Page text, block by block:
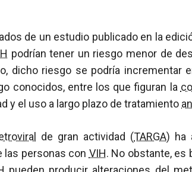
de un estudio publicado en la
podrían tener un riesgo menor de
dicho riesgo se podría incrementar
conocidos, entre los que figuran la
y el uso a largo plazo de tratamiento
de gran actividad (TARGA) ha
las personas con VIH. No obstante, es